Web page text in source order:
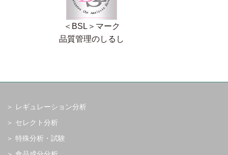
＜BSL＞マーク
品質管理のしるし
レギュレーション分析
セレクト分析
特殊分析・試験